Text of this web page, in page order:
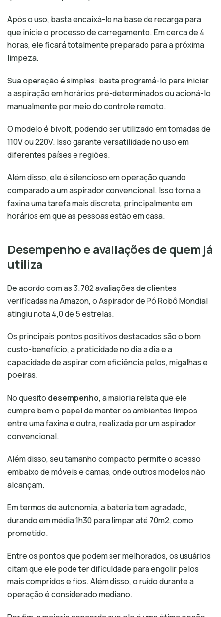
Após o uso, basta encaixá-lo na base de recarga para
que inicie o processo de carregamento. Em cerca de 4
horas, ele ficará totalmente preparado para a próxima
limpeza.
Sua operação é simples: basta programá-lo para iniciar
a aspiração em horários pré-determinados ou acioná-lo
manualmente por meio do controle remoto.
O modelo é bivolt, podendo ser utilizado em tomadas de
110V ou 220V. Isso garante versatilidade no uso em
diferentes países e regiões.
Além disso, ele é silencioso em operação quando
comparado a um aspirador convencional. Isso torna a
faxina uma tarefa mais discreta, principalmente em
horários em que as pessoas estão em casa.
Desempenho e avaliações de quem já
utiliza
De acordo com as 3.782 avaliações de clientes
verificadas na Amazon, o Aspirador de Pó Robô Mondial
atingiu nota 4,0 de 5 estrelas.
Os principais pontos positivos destacados são o bom
custo-benefício, a praticidade no dia a dia e a
capacidade de aspirar com eficiência pelos, migalhas e
poeiras.
No quesitodesempenho, a maioria relata que ele
cumpre bem o papel de manter os ambientes limpos
entre uma faxina e outra, realizada por um aspirador
convencional.
Além disso, seu tamanho compacto permite o acesso
embaixo de móveis e camas, onde outros modelos não
alcançam.
Em termos de autonomia, a bateria tem agradado,
durando em média 1h30 para limpar até 70m2, como
prometido.
Entre os pontos que podem ser melhorados, os usuários
citam que ele pode ter dificuldade para engolir pelos
mais compridos e fios. Além disso, o ruído durante a
operação é considerado mediano.